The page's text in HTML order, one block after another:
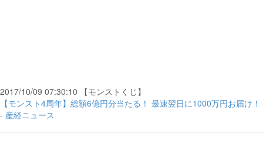
2017/10/09 07:30:10 【モンストくじ】
【モンスト4周年】総額6億円分当たる！ 最速翌日に1000万円お届け！
- 産経ニュース